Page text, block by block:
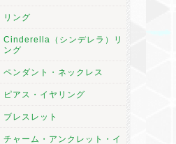
リング
Cinderella（シンデレラ）リ
ング
ペンダント・ネックレス
ピアス・イヤリング
ブレスレット
チャーム・アンクレット・イ